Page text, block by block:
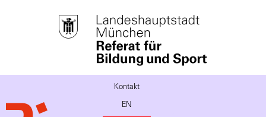
Kontakt
EN